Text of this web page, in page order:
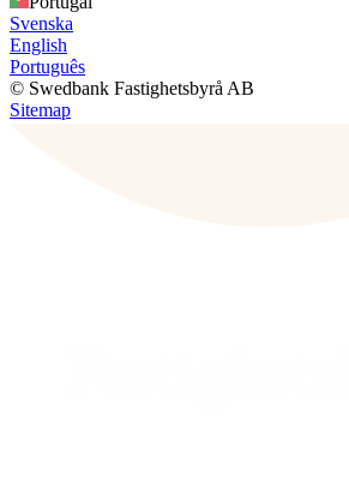
Svenska
English
Português
© Swedbank Fastighetsbyrå AB
Sitemap